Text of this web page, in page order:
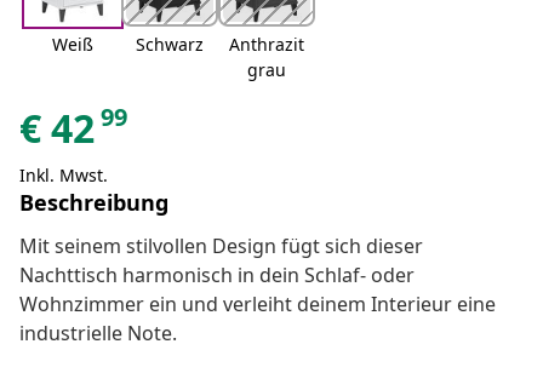
Weiß Schwarz
Anthrazit
grau
€4299
Inkl. Mwst.
Beschreibung
Mit seinem stilvollen Design fügt sich dieser
Nachttisch harmonisch in dein Schlaf- oder
Wohnzimmer ein und verleiht deinem Interieur eine
industrielle Note.